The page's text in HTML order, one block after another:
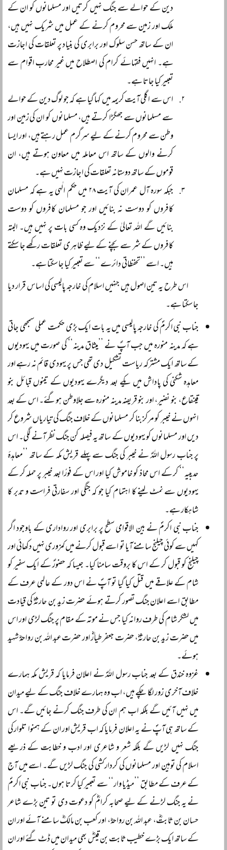
دین کے حوالے سے جنگ نہیں کرتیں اور مسلمانوں کو ان کے
ملک اور زمین سے محروم کرنے کے عمل میں شریک نہیں ہیں،
ان کے ساتھ حسن سلوک اور برابری کی بنیاد پر تعلقات کی اجازت
ہے۔ انہیں فقہائے کرام کی اصطلاح میں غیر محارب اقوام سے
تعبیر کیا جاتا ہے۔
اس سے اگلی آیت کریمہ میں کہا گیا ہے کہ جو لوگ دین کے حوالے
سے مسلمانوں سے جھگڑا کرتے ہیں، مسلمانوں کو ان کی زمین اور
وطن سے محروم کرنے کے لیے سرگرم عمل رہتے ہیں، اور ایسا
کرنے والوں کے ساتھ اس معاملہ میں معاون ہوتے ہیں، ان
قوموں کے ساتھ دوستانہ تعلقات کی اجازت نہیں ہے۔
جبکہ سورہ آل عمران کی آیت ۲۸ میں حکم الٰہی یہ ہے کہ مسلمان
کافروں کو دوست نہ بنائیں اور جو مسلمان کافروں کو دوست
بنائیں گے اللہ تعالیٰ کے نزدیک وہ کسی بات پر نہیں ہیں۔ البتہ
کافروں کے شر سے بچنے کے لیے ظاہری تعلقات رکھے جا سکتے
ہیں۔ اسے ’’تحفظاتی دائرے‘‘ سے تعبیر کیا جا سکتا ہے۔
اس طرح یہ تین اصول ہیں جنہیں اسلام کی خارجہ پالیسی کی اساس قرار دیا
جا سکتا ہے۔
جناب نبی اکرمؐ کی خارجہ پالیسی میں یہ بات ایک بڑی حکمت عملی سمجھی جاتی
ہے کہ مدینہ منورہ میں جب آپؐ نے ’’میثاق مدینہ‘‘ کی صورت میں یہودیوں
کے ساتھ ایک مشترکہ ریاست تشکیل دی تھی جس پر یہودی قائم نہ رہے اور
معاہدہ شکنی کی پاداش میں یکے بعد دیگرے یہودیوں کے تینوں قبائل بنو
قینقاع، بنو نضیر، اور بنو قریضہ مدینہ منورہ سے جلاوطن ہوگئے۔ اس کے بعد
انہوں نے خیبر کو مرکز بنا کر مسلمانوں کے خلاف جنگ کی تیاریاں شروع کر
دیں اور مسلمانوں کو یہودیوں کے ساتھ یہ فیصلہ کن جنگ نظر آنے لگی۔ اس
پر جناب رسول اللہؐ نے خیبر کی جنگ سے پہلے قریش مکہ کے ساتھ ’’معاہدۂ
حدیبیہ‘‘ کر کے اس محاذ کو خاموش کیا اور اس کے فورًا بعد خیبر پر حملہ کر کے
یہودیوں سے نمٹ لینے کا اہتمام کیا جو کہ جنگی اور سفارتی فراست و تدبر کا
شاہکار ہے۔
جناب نبی اکرمؐ نے بین الاقوامی سطح پر برابری اور رواداری کے باوجود اگر
کہیں سے کوئی چیلنج سامنے آیا تو اسے قبول کرنے میں کمزوری نہیں دکھائی اور
چیلنج کو قبول کر کے اس کا بروقت سامنا کیا۔ جیسا کہ حضورؐ کے ایک سفیر کو
شام کے علاقے میں قتل کیا گیا تو آپؐ نے اس دور کے عالمی عرف کے
مطابق اسے اعلان جنگ تصور کرتے ہوئے حضرت زید بن حارثہؓ کی قیادت
میں لشکر شام کی طرف روانہ کیا جس نے موتہ کے مقام پر جنگ لڑی اور اس
میں حضرت زید بن حارثہؓ، حضرت جعفر طیارؓ اور حضرت عبد اللہ بن رواحہؓ شہید
ہوئے۔
غزوہ خندق کے بعد جناب رسول اللہؐ نے اعلان فرمایا کہ قریش مکہ ہمارے
خلاف آخری زور لگا چکے ہیں، اب وہ ہمارے خلاف جنگ کے لیے میدان
میں نہیں آئیں گے بلکہ اب ہم ان کی طرف جنگ کرنے جائیں گے۔ اس
کے ساتھ ہی آپؐ نے یہ اعلان فرمایا کہ اب قریش اور ان کے ہمنوا تلوار کی
جنگ نہیں لڑیں گے بلکہ شعر و شاعری اور ادب و خطابت کے ذریعے
اسلام کی توہین اور مسلمانوں کی کردارکشی کی جنگ لڑیں گے۔ اسے میں آج
کے عرف کے مطابق ’’میڈیا وار‘‘ سے تعبیر کیا کرتا ہوں۔ جناب نبی اکرمؐ
نے یہ جنگ لڑنے کے لیے صحابہ کرامؓ کو دعوت دی تو تین بڑے شاعر
حسان بن ثابتؓ، عبد اللہ بن رواحہؓ، اور کعب بن مالکؓ سامنے آئے اور ان
کے ساتھ ایک بڑے خطیب ثابت بن قیسؓ بھی میدان میں ڈٹ گئے اور ان